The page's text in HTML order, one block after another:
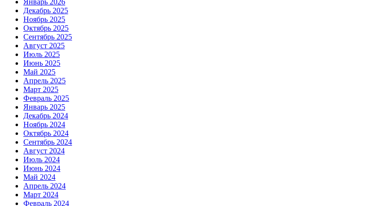
Январь 2026
Декабрь 2025
Ноябрь 2025
Октябрь 2025
Сентябрь 2025
Август 2025
Июль 2025
Июнь 2025
Май 2025
Апрель 2025
Март 2025
Февраль 2025
Январь 2025
Декабрь 2024
Ноябрь 2024
Октябрь 2024
Сентябрь 2024
Август 2024
Июль 2024
Июнь 2024
Май 2024
Апрель 2024
Март 2024
Февраль 2024